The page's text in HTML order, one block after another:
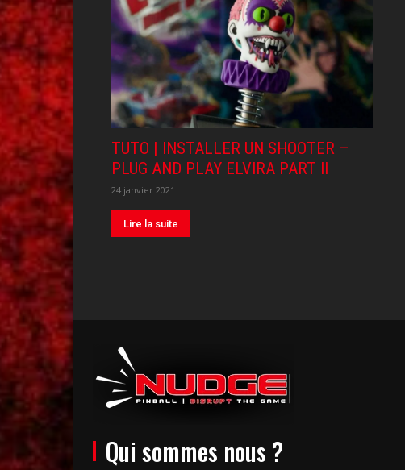
TUTO | INSTALLER UN SHOOTER –
PLUG AND PLAY ELVIRA PART II
24 janvier 2021
Lire la suite
Qui sommes nous ?